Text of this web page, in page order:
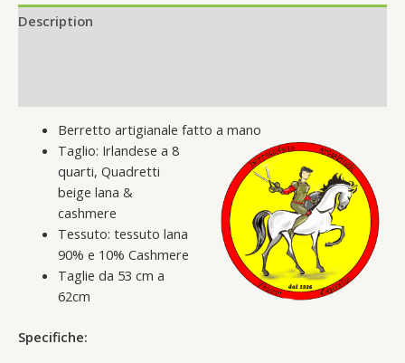
Description
Berretto artigianale fatto a mano
Taglio: Irlandese a 8
quarti, Quadretti
beige lana &
cashmere
Tessuto: tessuto lana
90% e 10% Cashmere
Taglie da 53 cm a
62cm
Specifiche: